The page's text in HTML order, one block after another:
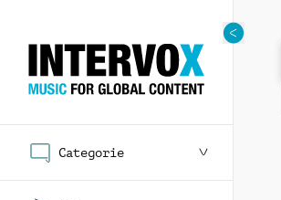
Categorie